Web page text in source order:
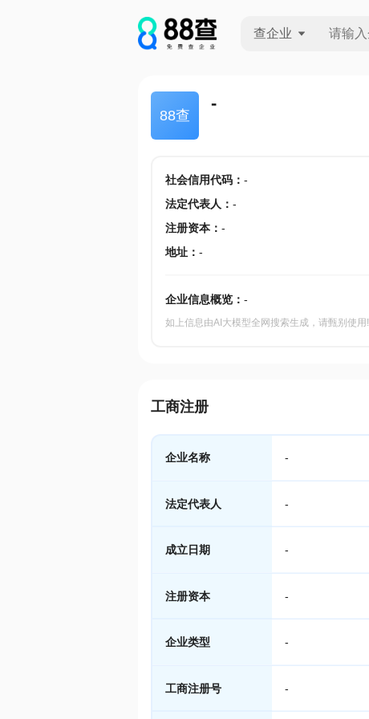
查企业
88查
-
社会信用代码： -
法定代表人 ： -
注册资本： -
地址： -
企业信息概览： -
如上信息由AI大模型全网搜索生成，请甄别使用!
工商注册
企业名称 -
法定代表人 -
成立日期 -
注册资本 -
企业类型 -
工商注册号 -